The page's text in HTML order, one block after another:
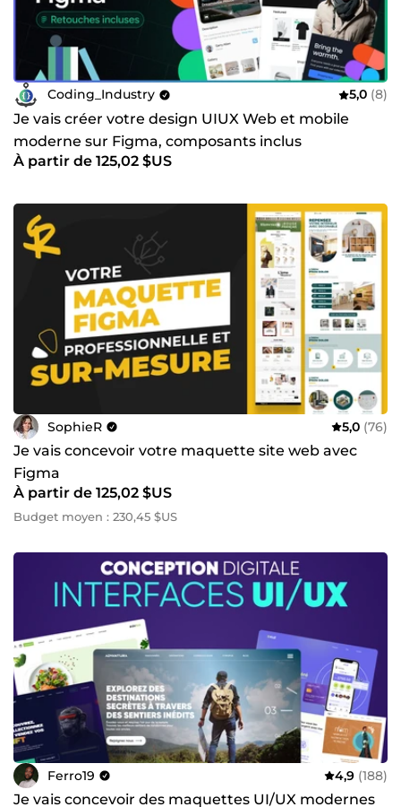
Coding_Industry 5,0 (8)
Je vais créer votre design UIUX Web et mobile
moderne sur Figma, composants inclus
À partir de 125,02 $US
SophieR 5,0 (76)
Je vais concevoir votre maquette site web avec
Figma
À partir de 125,02 $US
Budget moyen : 230,45 $US
Ferro19 4,9 (188)
Je vais concevoir des maquettes UI/UX modernes